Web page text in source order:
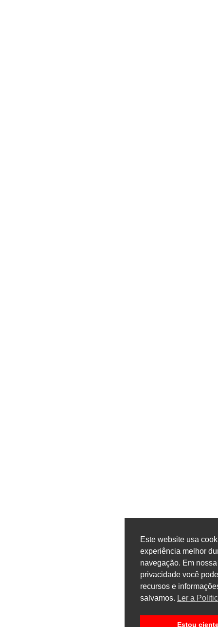
Este website usa
experiência melhor
navegação. Em
privacidade você
recursos e
salvamos. Ler a
Estou